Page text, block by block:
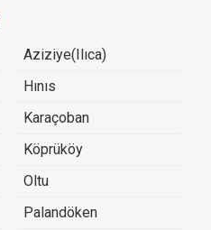
Aziziye(Ilıca)
Hınıs
Karaçoban
Köprüköy
Oltu
Palandöken